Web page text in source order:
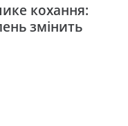
кохання:
змінить